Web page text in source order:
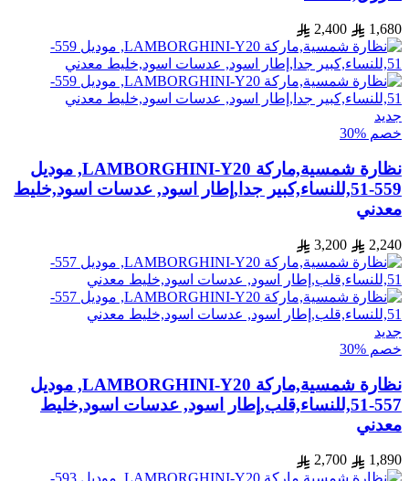
1,680
2,400
جديد
خصم %30
نظارة شمسية,ماركة LAMBORGHINI-Y20, موديل
559-51,للنساء,كبير جدا,إطار اسود, عدسات اسود,خليط
معدني
2,240
3,200
جديد
خصم %30
نظارة شمسية,ماركة LAMBORGHINI-Y20, موديل
557-51,للنساء,قلب,إطار اسود, عدسات اسود,خليط
معدني
1,890
2,700